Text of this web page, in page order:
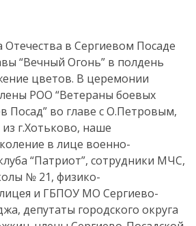
в Сергиевом Посаде
“Вечный Огонь” в полдень
цветов. В церемонии
РОО “Ветераны боевых
Посад” во главе с О.Петровым,
г.Хотьково, наше
в лице военно-
“Патриот”, сотрудники МЧС,
№ 21, физико-
и ГБПОУ МО Сергиево-
депутаты городского округа